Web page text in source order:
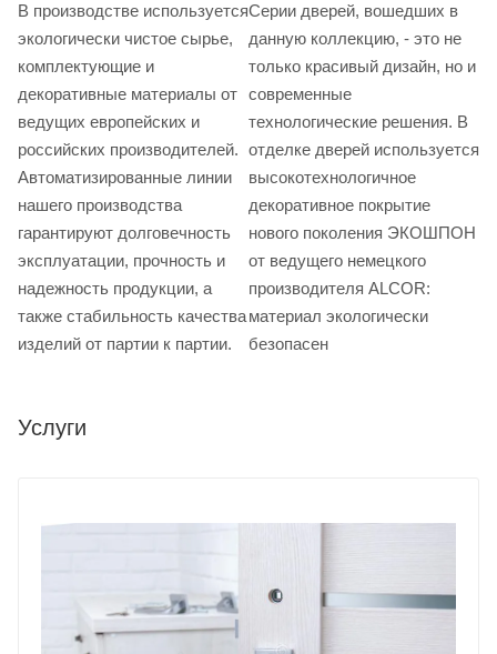
В производстве используется
экологически чистое сырье,
комплектующие и
декоративные материалы от
ведущих европейских и
российских производителей.
Автоматизированные линии
нашего производства
гарантируют долговечность
эксплуатации, прочность и
надежность продукции, а
также стабильность качества
изделий от партии к партии.
Серии дверей, вошедших в
данную коллекцию, - это не
только красивый дизайн, но и
современные
технологические решения. В
отделке дверей используется
высокотехнологичное
декоративное покрытие
нового поколения ЭКОШПОН
от ведущего немецкого
производителя ALCOR:
материал экологически
безопасен
Услуги